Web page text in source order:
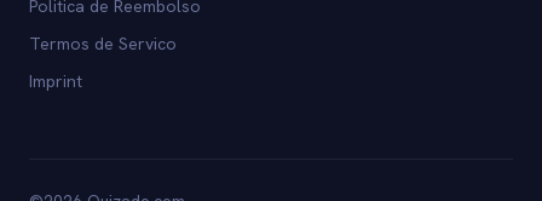
Politica de Reembolso
Termos de Servico
Imprint